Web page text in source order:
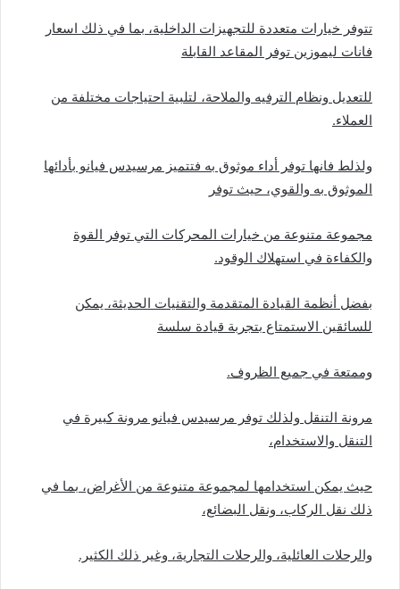
تتوفر خيارات متعددة للتجهيزات الداخلية، بما في ذلك اسعار
فانات ليموزين توفر المقاعد القابلة
للتعديل ونظام الترفيه والملاحة، لتلبية احتياجات مختلفة من
العملاء.
ولذلط فانها توفر أداء موثوق به فتتميز مرسيدس فيانو بأدائها
الموثوق به والقوي، حيث توفر
مجموعة متنوعة من خيارات المحركات التي توفر القوة
والكفاءة في استهلاك الوقود.
بفضل أنظمة القيادة المتقدمة والتقنيات الحديثة، يمكن
للسائقين الاستمتاع بتجربة قيادة سلسة
وممتعة في جميع الظروف.
مرونة التنقل ولذلك توفر مرسيدس فيانو مرونة كبيرة في
التنقل والاستخدام،
حيث يمكن استخدامها لمجموعة متنوعة من الأغراض، بما في
ذلك نقل الركاب، ونقل البضائع،
والرحلات العائلية، والرحلات التجارية، وغير ذلك الكثير.